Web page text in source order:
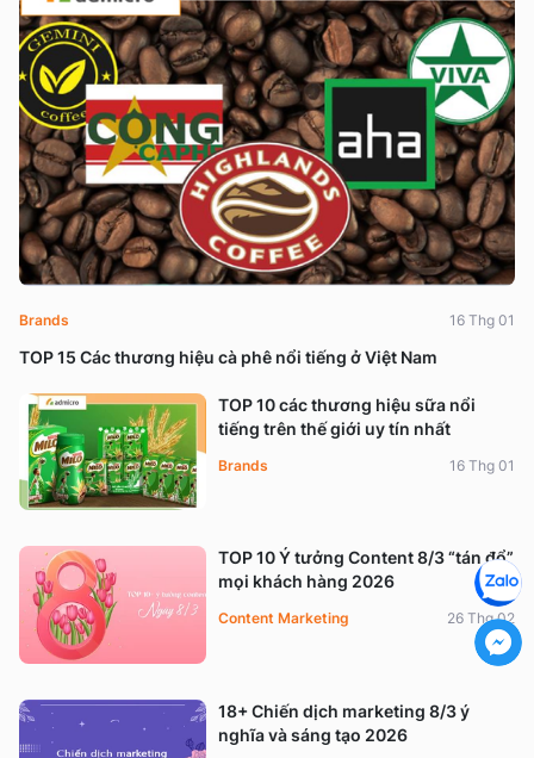
TOP 15 Các thương hiệu cà phê nổi tiếng ở Việt Nam
Brands 16 Thg 01
TOP 10 các thương hiệu sữa nổi
tiếng trên thế giới uy tín nhất
Brands 16 Thg 01
TOP 10 Ý tưởng Content 8/3 “tán đổ”
mọi khách hàng 2026
Content Marketing 26 Thg 02
18+ Chiến dịch marketing 8/3 ý
nghĩa và sáng tạo 2026